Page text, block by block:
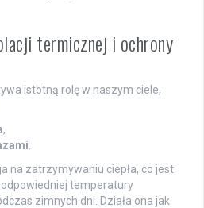
termicznej i ochrony
istotną rolę w naszym ciele,
,
na zatrzymywaniu ciepła, co jest
temperatury
zimnych dni. Działa ona jak